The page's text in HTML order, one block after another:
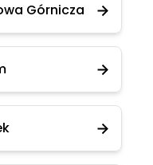
Górnicza